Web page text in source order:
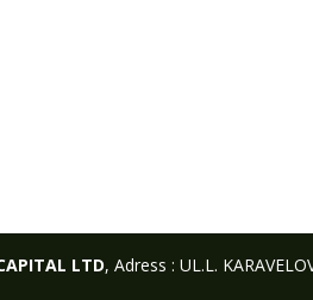
LTD, Adress : UL.L.